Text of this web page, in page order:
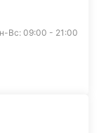
Вс: 09:00 - 21:00